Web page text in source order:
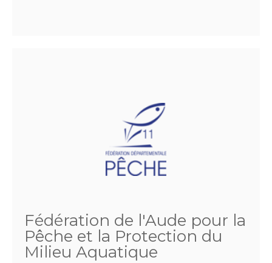
Fédération de l'Aude pour la
Pêche et la Protection du
Milieu Aquatique